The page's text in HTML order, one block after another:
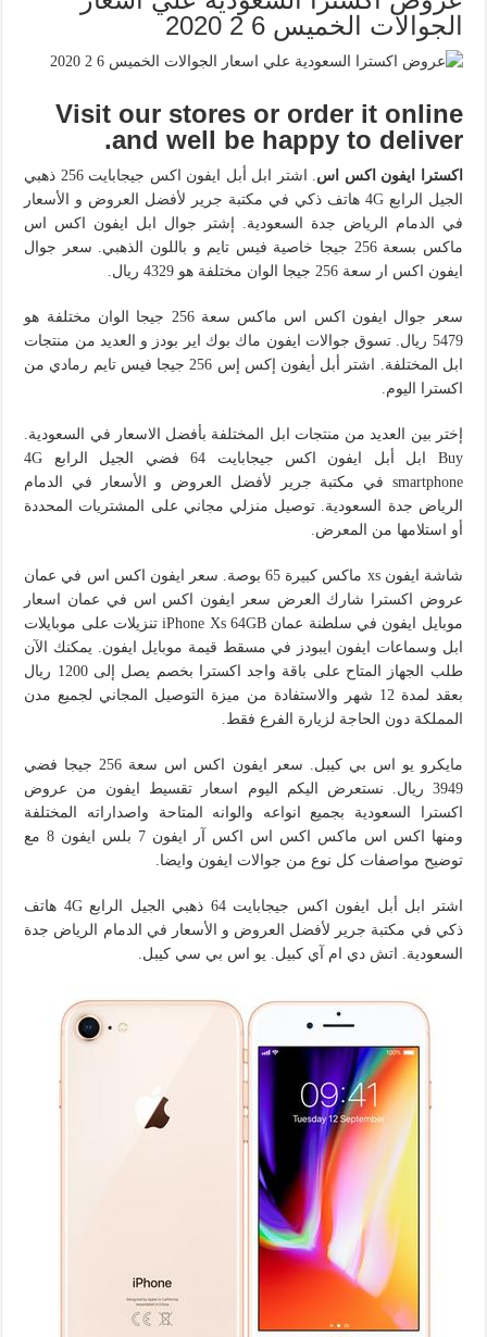
الجوالات الخميس 6 2 2020
Visit our stores or order it online
and well be happy to deliver.
اكسترا ايفون اكس اس
. اشتر ابل أبل ايفون اكس جيجابايت 256 ذهبي
الجيل الرابع 4G هاتف ذكي في مكتبة جرير لأفضل العروض و الأسعار
في الدمام الرياض جدة السعودية. إشتر جوال ابل ايفون اكس اس
ماكس بسعة 256 جيجا خاصية فيس تايم و باللون الذهبي. سعر جوال
ايفون اكس ار سعة 256 جيجا الوان مختلفة هو 4329 ريال.
سعر جوال ايفون اكس اس ماكس سعة 256 جيجا الوان مختلفة هو
5479 ريال. تسوق جوالات ايفون ماك بوك اير بودز و العديد من منتجات
ابل المختلفة. اشتر أبل أيفون إكس إس 256 جيجا فيس تايم رمادي من
اكسترا اليوم.
إختر بين العديد من منتجات ابل المختلفة بأفضل الاسعار في السعودية.
Buy ابل أبل ايفون اكس جيجابايت 64 فضي الجيل الرابع 4G
smartphone في مكتبة جرير لأفضل العروض و الأسعار في الدمام
الرياض جدة السعودية. توصيل منزلي مجاني على المشتريات المحددة
أو استلامها من المعرض.
شاشة ايفون xs ماكس كبيرة 65 بوصة. سعر ايفون اكس اس في عمان
عروض اكسترا شارك العرض سعر ايفون اكس اس في عمان اسعار
موبايل ايفون في سلطنة عمان iPhone Xs 64GB تنزيلات على موبايلات
ابل وسماعات ايفون ايبودز في مسقط قيمة موبايل ايفون. يمكنك الآن
طلب الجهاز المتاح على باقة واجد اكسترا بخصم يصل إلى 1200 ريال
بعقد لمدة 12 شهر والاستفادة من ميزة التوصيل المجاني لجميع مدن
المملكة دون الحاجة لزيارة الفرع فقط.
مايكرو يو اس بي كيبل. سعر ايفون اكس اس سعة 256 جيجا فضي
3949 ريال. نستعرض اليكم اليوم اسعار تقسيط ايفون من عروض
اكسترا السعودية بجميع انواعه والوانه المتاحة واصداراته المختلفة
ومنها اكس اس ماكس اكس اس اكس آر ايفون 7 بلس ايفون 8 مع
توضيح مواصفات كل نوع من جوالات ايفون وايضا.
اشتر ابل أبل ايفون اكس جيجابايت 64 ذهبي الجيل الرابع 4G هاتف
ذكي في مكتبة جرير لأفضل العروض و الأسعار في الدمام الرياض جدة
السعودية. اتش دي ام آي كبيل. يو اس بي سي كيبل.